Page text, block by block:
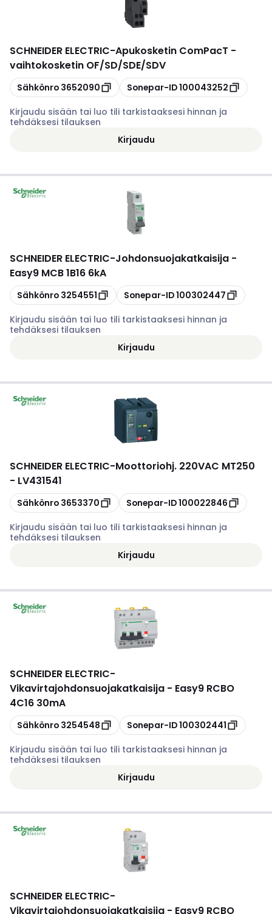
SCHNEIDER ELECTRIC-Apukosketin ComPacT -
vaihtokosketin OF/SD/SDE/SDV
Kopioi
Sähkönro 3652090 Kopioi
Sonepar-ID100043252
Kirjaudu sisään tai luo tili tarkistaaksesi hinnan ja
tehdäksesi tilauksen
Kirjaudu
SCHNEIDER ELECTRIC-Johdonsuojakatkaisija -
Easy9 MCB 1B16 6kA
Kopioi
Sähkönro 3254551 Kopioi
Sonepar-ID100302447
Kirjaudu sisään tai luo tili tarkistaaksesi hinnan ja
tehdäksesi tilauksen
Kirjaudu
SCHNEIDER ELECTRIC-Moottoriohj. 220VAC MT250
- LV431541
Kopioi
Sähkönro 3653370 Kopioi
Sonepar-ID100022846
Kirjaudu sisään tai luo tili tarkistaaksesi hinnan ja
tehdäksesi tilauksen
Kirjaudu
SCHNEIDER ELECTRIC-
Vikavirtajohdonsuojakatkaisija - Easy9 RCBO
4C16 30mA
Kopioi
Sähkönro 3254548 Kopioi
Sonepar-ID100302441
Kirjaudu sisään tai luo tili tarkistaaksesi hinnan ja
tehdäksesi tilauksen
Kirjaudu
SCHNEIDER ELECTRIC-
Vikavirtajohdonsuojakatkaisija - Easy9 RCBO